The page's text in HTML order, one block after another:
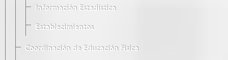
Información Estadística
Establecimientos
Coordinación de Educación Física